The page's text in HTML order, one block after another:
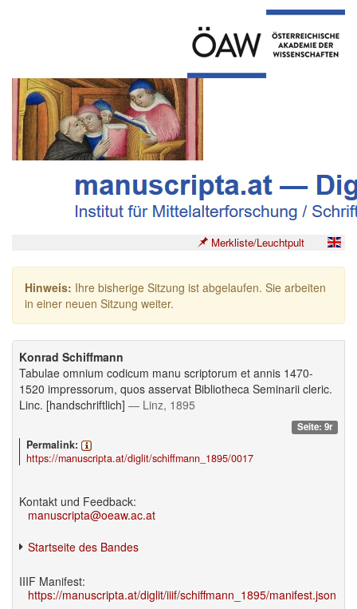
Merkliste/Leuchtpult
Hinweis: Ihre bisherige Sitzung ist abgelaufen. Sie arbeiten
in einer neuen Sitzung weiter.
Konrad Schiffmann
Tabulae omnium codicum manu scriptorum et annis 1470-
1520 impressorum, quos asservat Bibliotheca Seminarii cleric.
Linc. [handschriftlich] — Linz, 1895
Seite: 9r
Permalink:
https://manuscripta.at/diglit/schiffmann_1895/0017
Kontakt und Feedback:
manuscripta@oeaw.ac.at
Startseite des Bandes
IIIF Manifest:
https://manuscripta.at/diglit/iiif/schiffmann_1895/manifest.json